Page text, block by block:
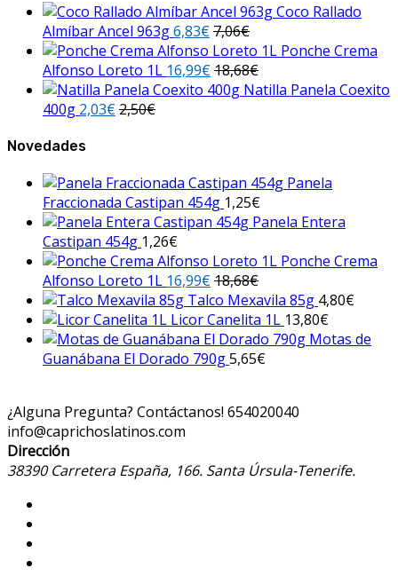
Coco Rallado
Almíbar Ancel 963g6,83€7,06€
Ponche Crema
Alfonso Loreto 1L 16,99€18,68€
Natilla Panela Coexito
400g 2,03€2,50€
Novedades
Panela
Fraccionada Castipan 454g 1,25€
Panela Entera
Castipan 454g 1,26€
Ponche Crema
Alfonso Loreto 1L 16,99€18,68€
Talco Mexavila 85g 4,80€
Licor Canelita 1L 13,80€
Motas de
Guanábana El Dorado 790g5,65€
¿Alguna Pregunta? Contáctanos! 654020040
info@caprichoslatinos.com
Dirección
38390 Carretera España, 166. Santa Úrsula-Tenerife.